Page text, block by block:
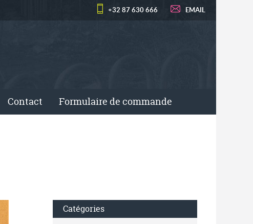
+32 87 630 666 EMAIL
Contact Formulaire de commande
Catégories